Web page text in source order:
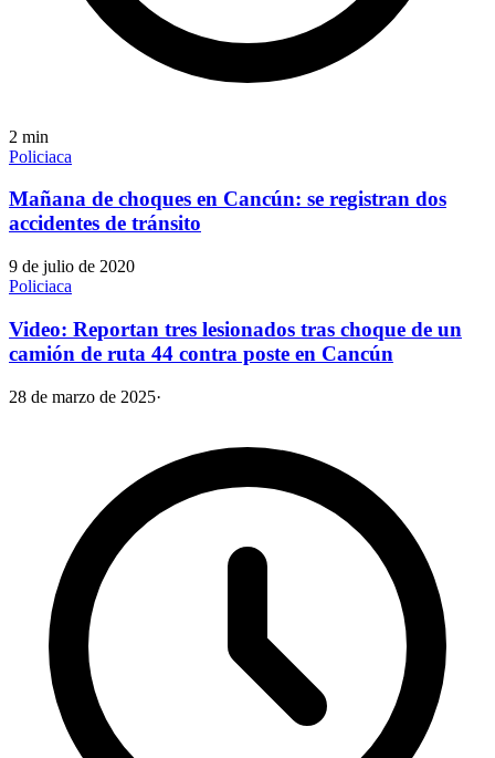
2 min
Policiaca
Mañana de choques en Cancún: se registran dos
accidentes de tránsito
9 de julio de 2020
Policiaca
Video: Reportan tres lesionados tras choque de un
camión de ruta 44 contra poste en Cancún
28 de marzo de 2025·